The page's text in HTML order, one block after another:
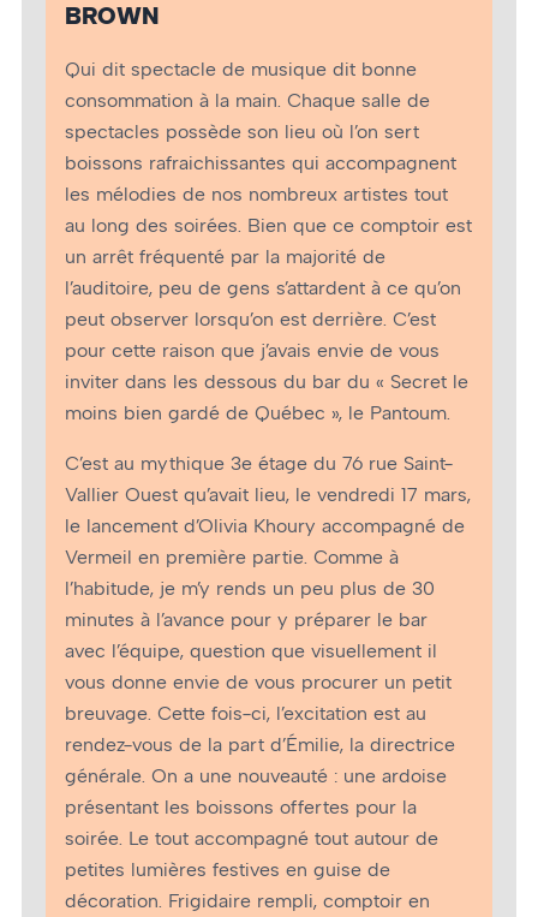
BROWN
Qui dit spectacle de musique dit bonne
consommation à la main. Chaque salle de
spectacles possède son lieu où l’on sert
boissons rafraichissantes qui accompagnent
les mélodies de nos nombreux artistes tout
au long des soirées. Bien que ce comptoir est
un arrêt fréquenté par la majorité de
l’auditoire, peu de gens s’attardent à ce qu’on
peut observer lorsqu’on est derrière. C’est
pour cette raison que j’avais envie de vous
inviter dans les dessous du bar du « Secret le
moins bien gardé de Québec », le Pantoum.
C’est au mythique 3e étage du 76 rue Saint-
Vallier Ouest qu’avait lieu, le vendredi 17 mars,
le lancement d’Olivia Khoury accompagné de
Vermeil en première partie. Comme à
l’habitude, je m’y rends un peu plus de 30
minutes à l’avance pour y préparer le bar
avec l’équipe, question que visuellement il
vous donne envie de vous procurer un petit
breuvage. Cette fois-ci, l’excitation est au
rendez-vous de la part d’Émilie, la directrice
générale. On a une nouveauté : une ardoise
présentant les boissons offertes pour la
soirée. Le tout accompagné tout autour de
petites lumières festives en guise de
décoration. Frigidaire rempli, comptoir en